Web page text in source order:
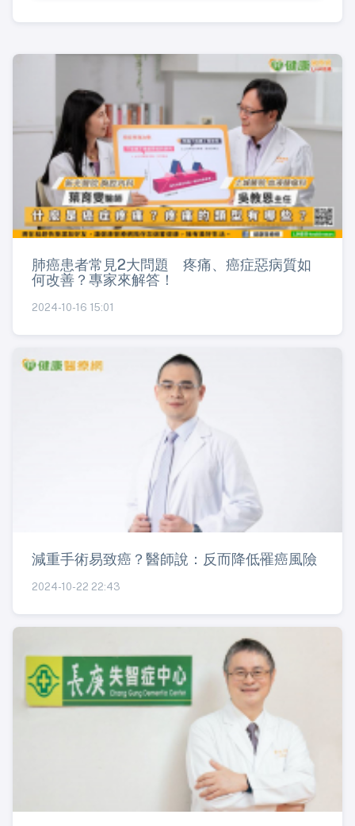
肺癌患者常見2大問題 疼痛、癌症惡病質如
何改善？專家來解答！
2024-10-16 15:01
減重手術易致癌？醫師說：反而降低罹癌風險
2024-10-22 22:43